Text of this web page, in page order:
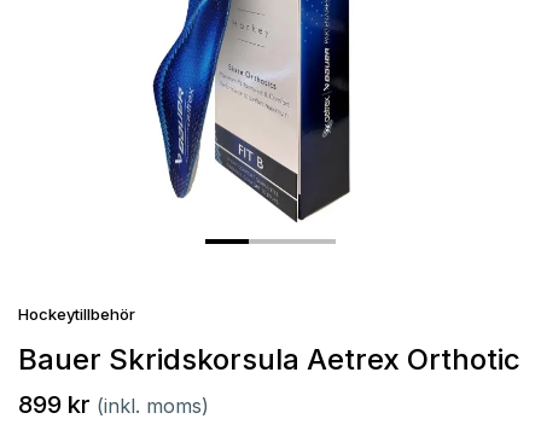
Hockeytillbehör
Bauer Skridskorsula Aetrex Orthotic
899 kr (inkl. moms)